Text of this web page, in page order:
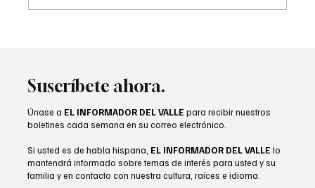
Suscríbete ahora.
Únase a EL INFORMADOR DEL VALLE para recibir nuestros
boletines cada semana en su correo electrónico.
Si usted es de habla hispana, EL INFORMADOR DEL VALLE lo
mantendrá informado sobre temas de interés para usted y su
familia y en contacto con nuestra cultura, raíces e idioma.